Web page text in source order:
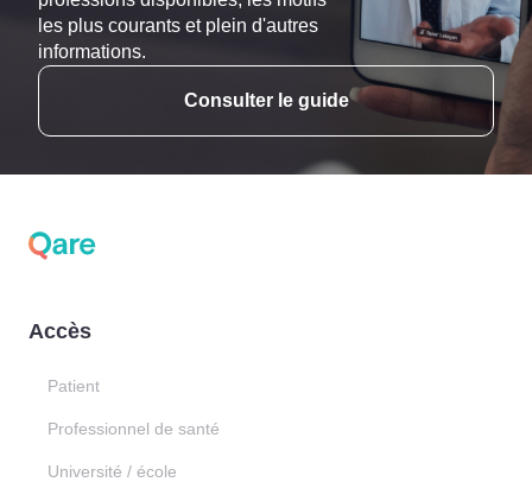
les plus courants et plein d'autres
informations.
Consulter le guide
Accès
Patient
Professionnel de santé
Université / école